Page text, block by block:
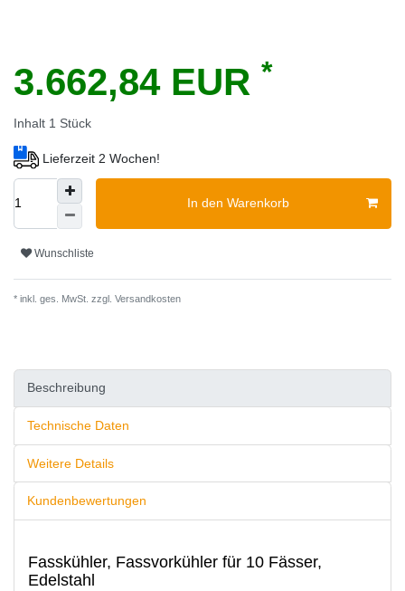
3.662,84 EUR *
Inhalt 1 Stück
Lieferzeit 2 Wochen!
In den Warenkorb
Wunschliste
* inkl. ges. MwSt. zzgl. Versandkosten
Beschreibung
Technische Daten
Weitere Details
Kundenbewertungen
Fasskühler, Fassvorkühler für 10 Fässer,
Edelstahl